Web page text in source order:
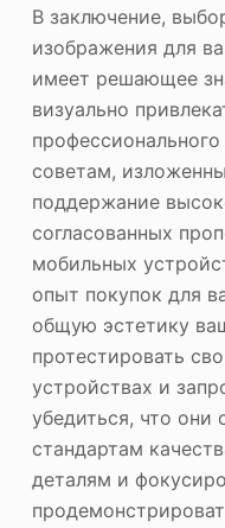
В заключение,
изображения для
имеет решающее
визуально
советам,
поддержание
согласованных
мобильных
опыт покупок для
общую эстетику
протестировать
устройствах и
убедиться, что они
стандартам
деталям и